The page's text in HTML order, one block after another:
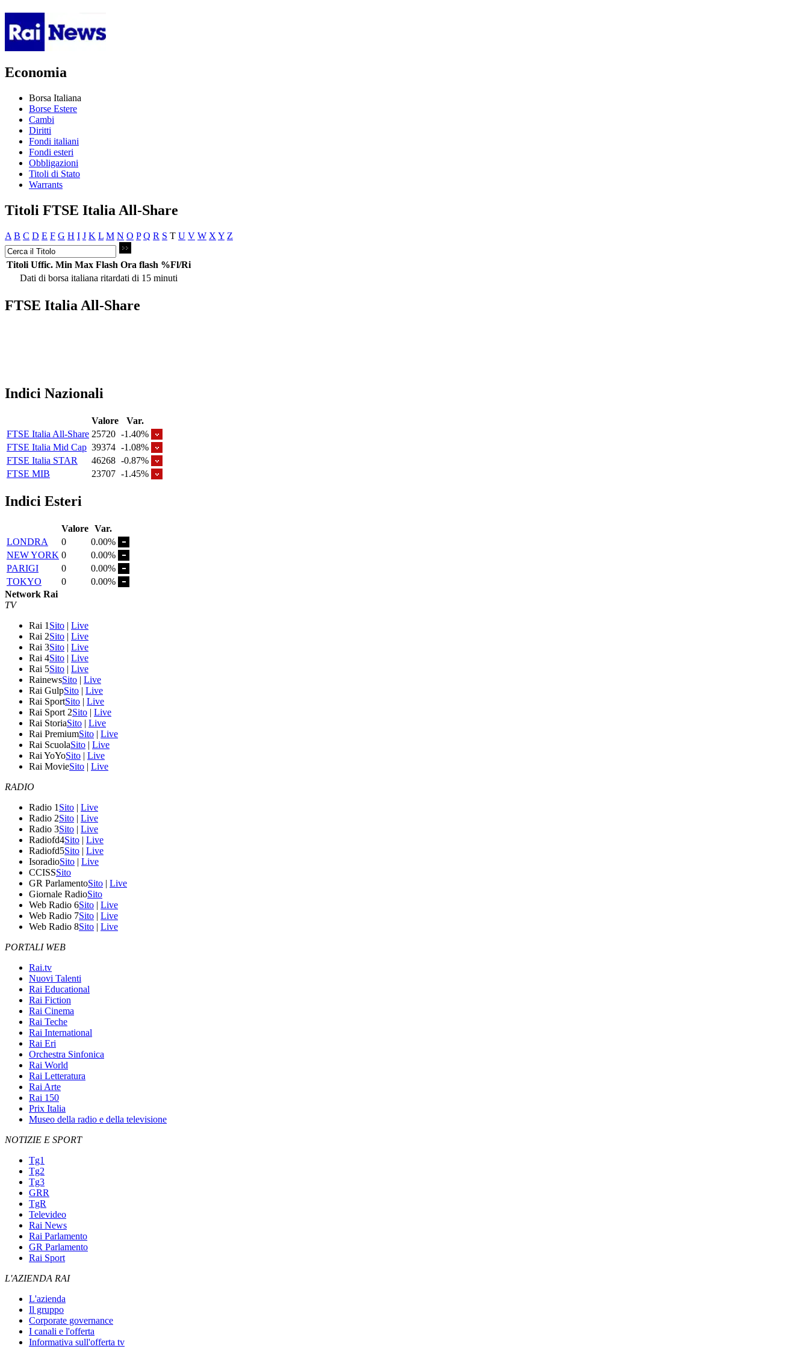
Economia
Borsa Italiana
Borse Estere
Cambi
Diritti
Fondi italiani
Fondi esteri
Obbligazioni
Titoli di Stato
Warrants
Titoli FTSE Italia All-Share
A B C D E F G H I J K L M N O P Q R S T U V W X Y Z
Titoli Uffic. Min Max Flash Ora flash %Fl/Ri
Dati di borsa italiana ritardati di 15 minuti
FTSE Italia All-Share
Indici Nazionali
Valore
Var.
FTSE Italia All-Share 25720 -1.40%
FTSE Italia Mid Cap 39374 -1.08%
FTSE Italia STAR
46268 -0.87%
FTSE MIB
23707 -1.45%
Indici Esteri
Valore Var.
LONDRA
0
0.00%
NEW YORK 0
0.00%
PARIGI
0
0.00%
TOKYO
0
0.00%
Network Rai
TV
Rai 1 Sito | Live
Rai 2Sito | Live
Rai 3Sito | Live
Rai 4Sito | Live
Rai 5Sito | Live
RainewsSito | Live
Rai GulpSito | Live
Rai SportSito | Live
Rai Sport 2Sito | Live
Rai StoriaSito | Live
Rai PremiumSito | Live
Rai ScuolaSito | Live
Rai YoYoSito | Live
Rai MovieSito | Live
RADIO
Radio 1 Sito | Live
Radio 2Sito | Live
Radio 3Sito | Live
Radiofd4Sito | Live
Radiofd5Sito | Live
IsoradioSito | Live
CCISSSito
GR ParlamentoSito | Live
Giornale RadioSito
Web Radio 6Sito | Live
Web Radio 7Sito | Live
Web Radio 8Sito | Live
PORTALI WEB
Rai.tv
Nuovi Talenti
Rai Educational
Rai Fiction
Rai Cinema
Rai Teche
Rai International
Rai Eri
Orchestra Sinfonica
Rai World
Rai Letteratura
Rai Arte
Rai 150
Prix Italia
Museo della radio e della televisione
NOTIZIE E SPORT
Tg1
Tg2
Tg3
GRR
TgR
Televideo
Rai News
Rai Parlamento
GR Parlamento
Rai Sport
L'AZIENDA RAI
L'azienda
Il gruppo
Corporate governance
I canali e l'offerta
Informativa sull'offerta tv